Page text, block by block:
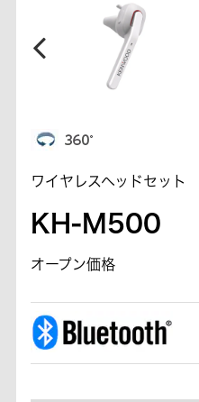
ワイヤレスヘッドセット
KH-M500
オープン価格